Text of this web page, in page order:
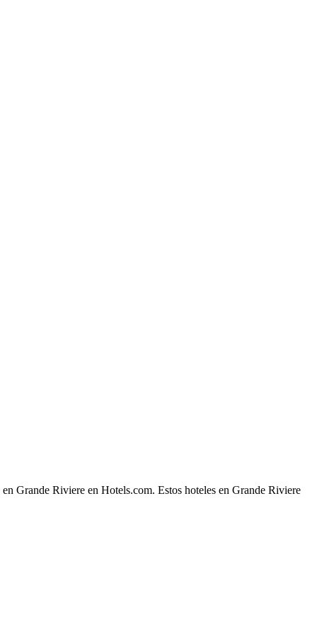
Grande Riviere en Hotels.com. Estos hoteles en Grande Riviere